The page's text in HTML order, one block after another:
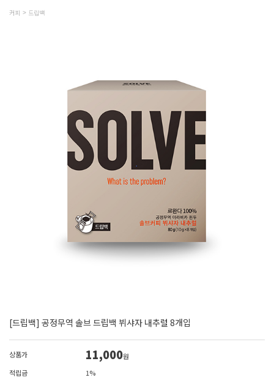
커피 드립백
[드립백] 공정무역 솔브 드립백 뷔샤자 내추럴 8개입
상품가 11,000원
적립금
1%